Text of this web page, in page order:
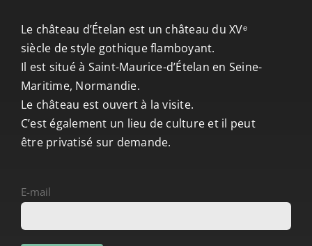
Le château d’Ételan est un château du XVᵉ
siècle de style gothique flamboyant.
Il est situé à Saint-Maurice-d’Ételan en Seine-
Maritime, Normandie.
Le château est ouvert à la visite.
C’est également un lieu de culture et il peut
être privatisé sur demande.
E-mail